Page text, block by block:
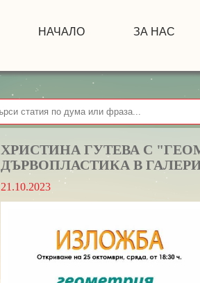
НАЧАЛО ЗА НАС
ХРИСТИНА ГУТЕВА С
ДЪРВОПЛАСТИКА В
21.10.2023